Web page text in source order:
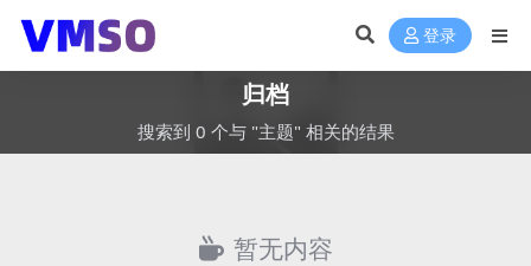
登录
归档
搜索到 0 个与 "主题" 相关的结果
暂无内容